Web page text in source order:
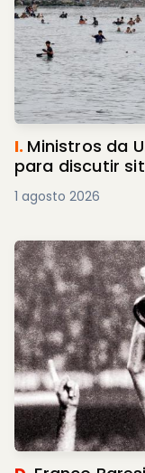
I. Ministros da
para discutir
1 agosto 2026